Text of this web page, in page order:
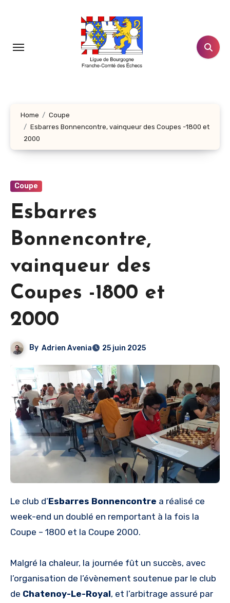
principal
Home
Coupe
Esbarres Bonnencontre, vainqueur des Coupes -1800 et
2000
Coupe
Esbarres
Bonnencontre,
vainqueur des
Coupes -1800 et
2000
By Adrien Avenia 25 juin 2025
Le club d’Esbarres Bonnencontre a réalisé ce
week-end un doublé en remportant à la fois la
Coupe – 1800 et la Coupe 2000.
Malgré la chaleur, la journée fût un succès, avec
l’organisation de l’évènement soutenue par le club
de Chatenoy-Le-Royal, et l’arbitrage assuré par